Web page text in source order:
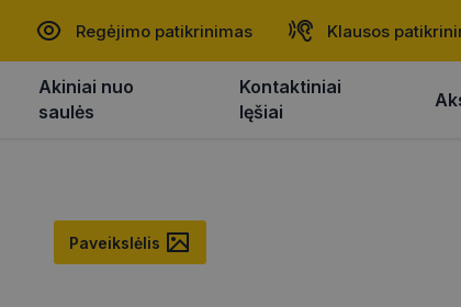
Regėjimo patikrinimas Klausos
Akiniai nuo
saulės
Kontaktiniai
lęšiai
Paveikslėlis